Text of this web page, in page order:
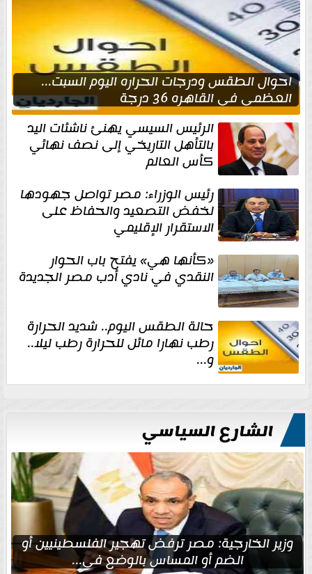
احوال الطقس ودرجات الحراره اليوم السبت...
العظمى في القاهره 36 درجة
الرئيس السيسي يهنئ ناشئات اليد
بالتأهل التاريخي إلى نصف نهائي
كأس العالم
رئيس الوزراء: مصر تواصل جهودها
لخفض التصعيد والحفاظ على
الاستقرار الإقليمي
«كأنها هي» يفتح باب الحوار
النقدي في نادي أدب مصر الجديدة
حالة الطقس اليوم.. شديد الحرارة
رطب نهارا مائل للحرارة رطب ليلا..
و...
الشارع السياسي
وزير الخارجية: مصر ترفض تهجير الفلسطينيين أو
الضم أو المساس بالوضع في...